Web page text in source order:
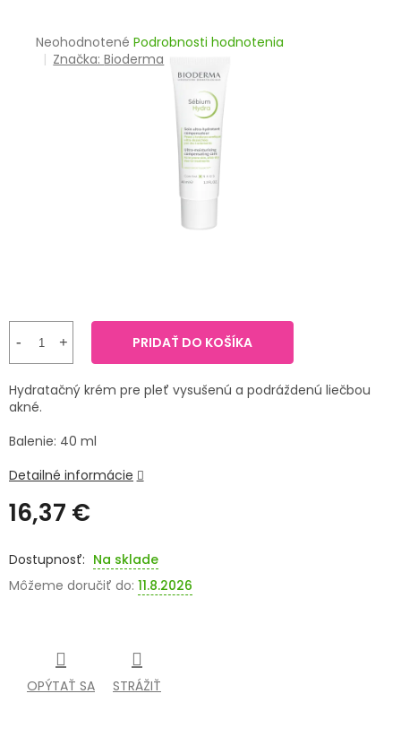
EROTIKA
PRÍRODNÉ
LIEKY
VETERINA
SENIORI
ZNAČKY
Prihlásenie
Priemerné
hodnotenie
Neohodnotené Podrobnosti hodnotenia
Značka:Bioderma
16,37 €
cena:
Na sklade
Môžeme doručiť do: 11.8.2026
PRIDAŤ DO KOŠÍKA
Hydratačný krém pre pleť vysušenú a podráždenú liečbou
akné.
Balenie: 40 ml
Detailné informácie
OPÝTAŤ SA STRÁŽIŤ